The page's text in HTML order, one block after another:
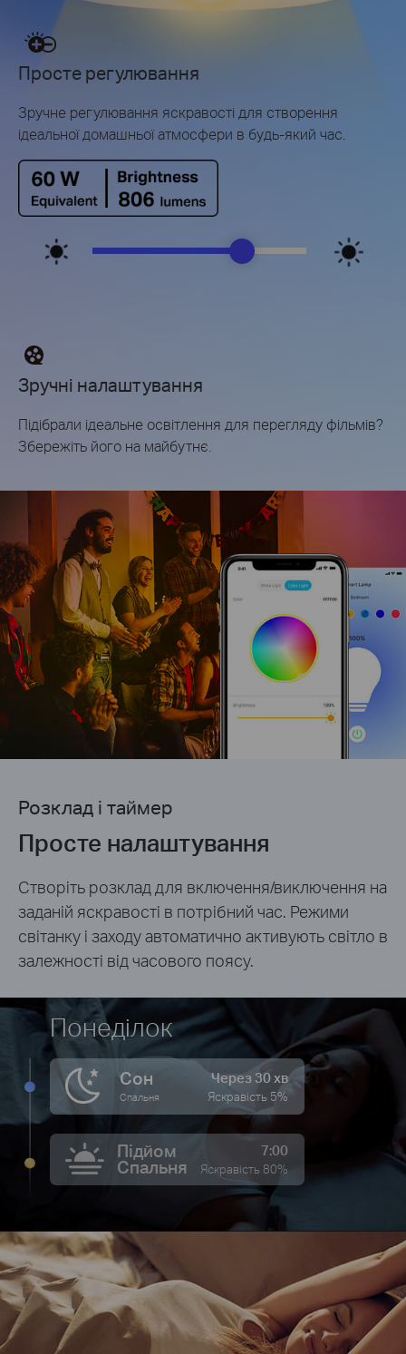
Просте регулювання
Зручне регулювання яскравості для створення
ідеальної домашньої атмосфери в будь-який час.
Зручні налаштування
Підібрали ідеальне освітлення для перегляду фільмів?
Збережіть його на майбутнє.
Понеділок
Сон
Спальня
Через 30 хв
Яскравість 5%
Підйом
Спальня
7:00
Яскравість 80%
Розклад і таймер
Просте налаштування
Створіть розклад для включення/виключення на
заданій яскравості в потрібний час. Режими
світанку і заходу автоматично активують світло в
залежності від часового поясу.